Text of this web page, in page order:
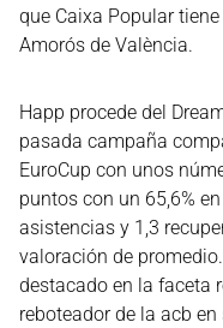
que Caixa Popular
Amorós de València.
Happ procede del
pasada campaña
EuroCup con unos
puntos con un 65,6%
asistencias y 1,3
valoración de
destacado en la faceta
reboteador de la acb